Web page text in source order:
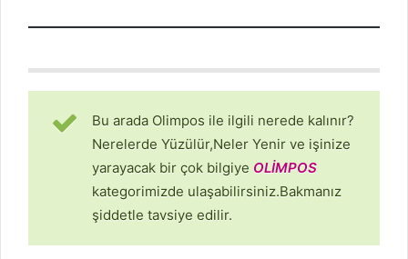
Bu arada Olimpos ile ilgili nerede kalınır?
Nerelerde Yüzülür,Neler Yenir ve işinize
yarayacak bir çok bilgiye OLİMPOS
kategorimizde ulaşabilirsiniz.Bakmanız
şiddetle tavsiye edilir.